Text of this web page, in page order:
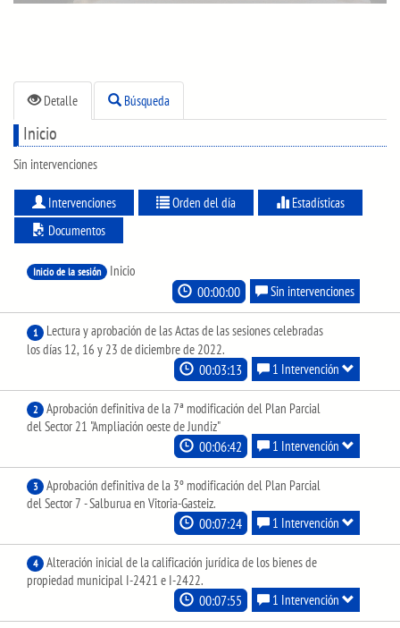
Detalle Búsqueda
Inicio
Sin intervenciones
Intervenciones Orden del día
Estadísticas
Documentos
Inicio de la sesión Inicio
00:00:00 Sin intervenciones
1
Lectura y aprobación de las Actas de las sesiones celebradas
los días 12, 16 y 23 de diciembre de 2022.
00:03:13 1 Intervención
2
Aprobación definitiva de la 7ª modificación del Plan Parcial
del Sector 21 "Ampliación oeste de Jundiz"
00:06:42 1 Intervención
3
Aprobación definitiva de la 3º modificación del Plan Parcial
del Sector 7 - Salburua en Vitoria-Gasteiz.
00:07:24 1 Intervención
4
Alteración inicial de la calificación jurídica de los bienes de
propiedad municipal I-2421 e I-2422.
00:07:55 1 Intervención